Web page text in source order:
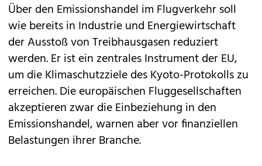
Über den Emissionshandel im Flugverkehr soll
wie bereits in Industrie und Energiewirtschaft
der Ausstoß von Treibhausgasen reduziert
werden. Er ist ein zentrales Instrument der EU,
um die Klimaschutzziele des Kyoto-Protokolls zu
erreichen. Die europäischen Fluggesellschaften
akzeptieren zwar die Einbeziehung in den
Emissionshandel, warnen aber vor finanziellen
Belastungen ihrer Branche.